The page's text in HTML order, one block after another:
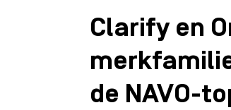
Clarify en
de NAVO-